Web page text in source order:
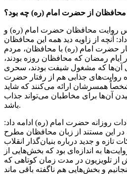
از حضرت امام (ره) چه بود؟
روایت محافظان حضرت امام (ره) و
آنچه از زاویه دید همه این محافظان
حضرت امام (ره) با محافظان، مردم
ایام رمضان که محافظان روزه بودند،
آن‌ها که مشغول شیفت بودند، سحری
روایت‌های جذابی هم از رفتار حضرت
همسرشان ارائه می‌کنند که شاید
آن‌ها برای مخاطبان می‌تواند جذاب
باشد.
روزانه حضرت امام (ره) ادامه داد:
در این مستند از زبان محافظان مطرح
تازه و جدید درباره بنیان‌گذار انقلاب
به اندازه‌ای بود که بخش‌هایی از
از تلویزیون در مدت زمان کوتاهی که